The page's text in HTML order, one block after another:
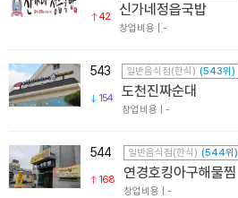
42 신가네정읍국밥
창업비용 | -
543
154
일반음식점(한식) (543위)
도천진짜순대
창업비용 | -
544
168
일반음식점(한식) (544위)
연경호킹아구해물찜
창업비용 | -